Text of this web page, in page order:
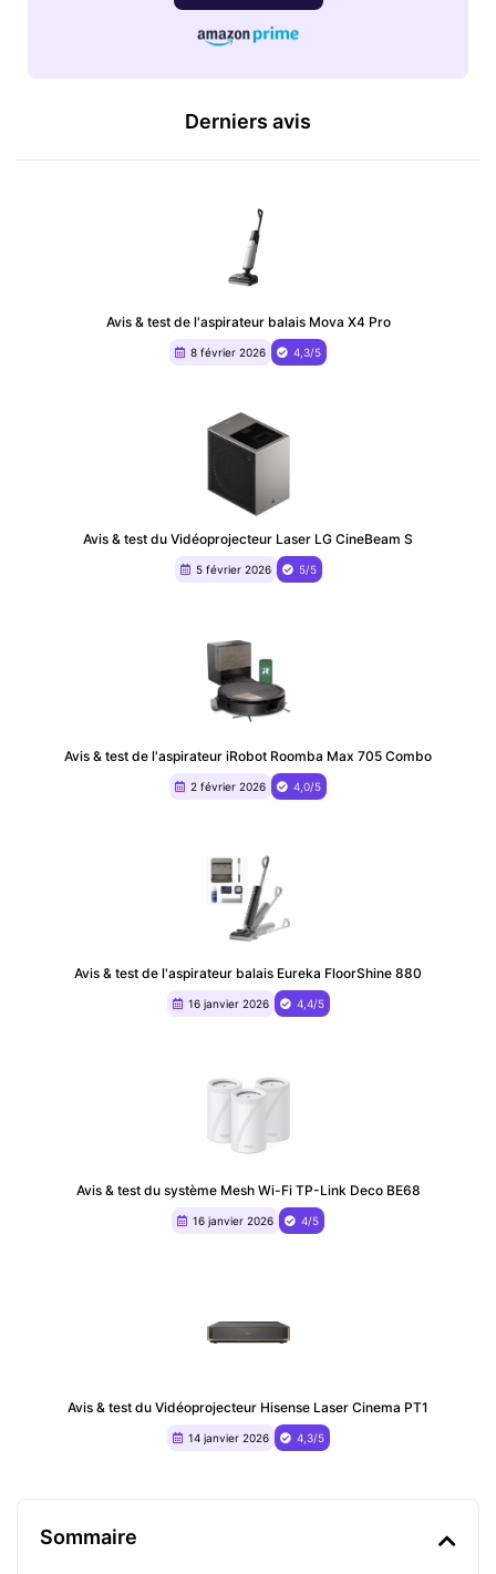
Derniers avis
Avis & test de l'aspirateur balais Mova X4 Pro
8 février 2026 4,3/5
Avis & test du ‎Vidéoprojecteur Laser LG CineBeam S
5 février 2026 5/5
Avis & test de l'aspirateur iRobot Roomba Max 705 Combo
2 février 2026 4,0/5
Avis & test de l'aspirateur balais Eureka FloorShine 880
16 janvier 2026 4,4/5
Avis & test du système Mesh Wi-Fi TP-Link Deco BE68
16 janvier 2026 4/5
Avis & test du ‎Vidéoprojecteur Hisense Laser Cinema PT1
14 janvier 2026 4,3/5
Sommaire